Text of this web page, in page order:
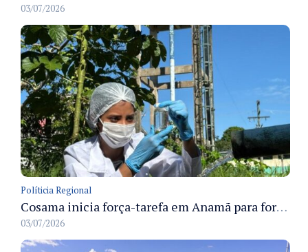
03/07/2026
Políticia Regional
Cosama inicia força-tarefa em Anamã para fortalecer abastecimento de água e segurança hídrica da população
03/07/2026